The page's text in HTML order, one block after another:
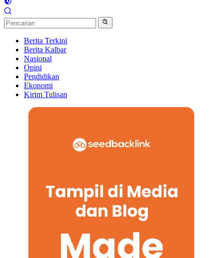
Berita Terkini
Berita Kalbar
Nasional
Opini
Pendidikan
Ekonomi
Kirim Tulisan